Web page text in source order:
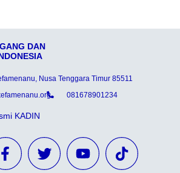
DAN
Nusa Tenggara Timur 85511
081678901234
KADIN